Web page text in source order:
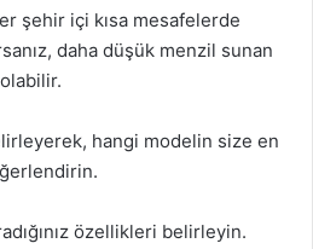
şehir içi kısa mesafelerde
daha düşük menzil sunan
hangi modelin size en
özellikleri belirleyin.